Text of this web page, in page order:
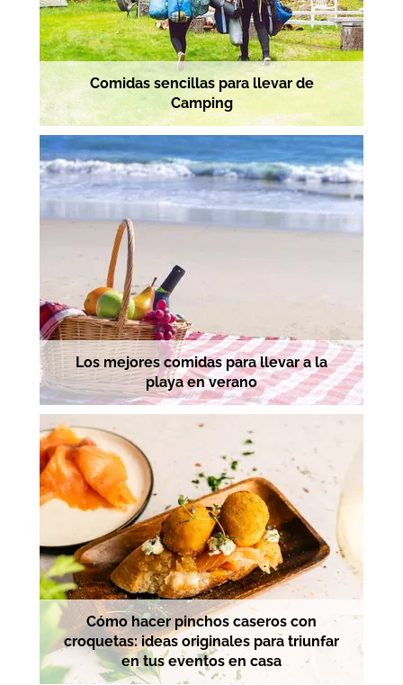
Comidas sencillas para llevar de
Camping
Los mejores comidas para llevar a la
playa en verano
Cómo hacer pinchos caseros con
croquetas: ideas originales para triunfar
en tus eventos en casa